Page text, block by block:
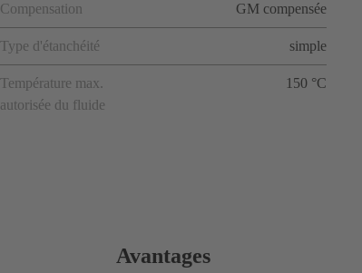
Compensation GM compensée
Type d'étanchéité simple
Température max.
autorisée du fluide
150 °C
Avantages